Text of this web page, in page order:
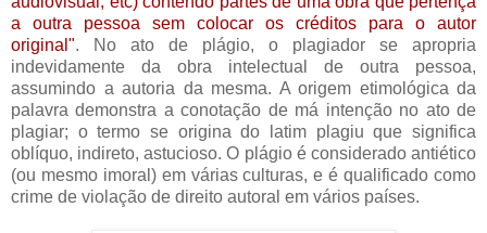
a outra pessoa sem colocar os créditos para o autor
original". No ato de plágio, o plagiador se apropria
indevidamente da obra intelectual de outra pessoa,
assumindo a autoria da mesma. A origem etimológica da
palavra demonstra a conotação de má intenção no ato de
plagiar; o termo se origina do latim plagiu que significa
oblíquo, indireto, astucioso. O plágio é considerado antiético
(ou mesmo imoral) em várias culturas, e é qualificado como
crime de violação de direito autoral em vários países.